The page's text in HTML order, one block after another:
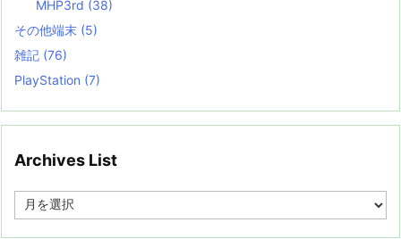
MHP3rd (38)
その他端末 (5)
雑記 (76)
PlayStation (7)
Archives List